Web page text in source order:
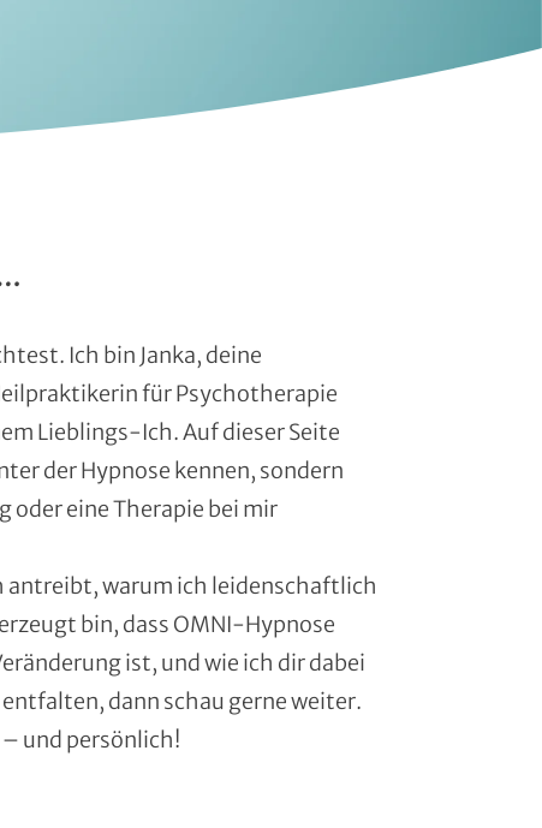
Ich bin Janka, deine
für Psychotherapie
Lieblings-Ich. Auf dieser Seite
der Hypnose kennen, sondern
oder eine Therapie bei mir
antreibt, warum ich leidenschaftlich
bin, dass OMNI-Hypnose
ist, und wie ich dir dabei
dann schau gerne weiter.
und persönlich!